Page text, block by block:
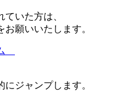
いた方は、
願いいたします。
ジャンプします。